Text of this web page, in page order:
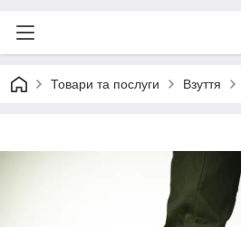
Товари та послуги Взуття